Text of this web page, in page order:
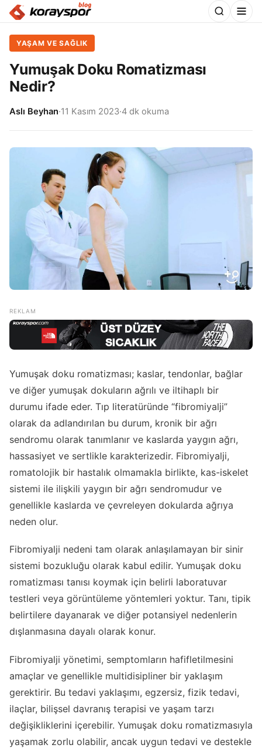
YAŞAM VE SAĞLIK
Yumuşak Doku Romatizması
Nedir?
Aslı Beyhan·11 Kasım 2023·4 dk okuma
Yumuşak doku romatizması; kaslar, tendonlar, bağlar
ve diğer yumuşak dokuların ağrılı ve iltihaplı bir
durumu ifade eder. Tıp literatüründe “fibromiyalji”
olarak da adlandırılan bu durum, kronik bir ağrı
sendromu olarak tanımlanır ve kaslarda yaygın ağrı,
hassasiyet ve sertlikle karakterizedir. Fibromiyalji,
romatolojik bir hastalık olmamakla birlikte, kas-iskelet
sistemi ile ilişkili yaygın bir ağrı sendromudur ve
genellikle kaslarda ve çevreleyen dokularda ağrıya
neden olur.
Fibromiyalji nedeni tam olarak anlaşılamayan bir sinir
sistemi bozukluğu olarak kabul edilir. Yumuşak doku
romatizması tanısı koymak için belirli laboratuvar
testleri veya görüntüleme yöntemleri yoktur. Tanı, tipik
belirtilere dayanarak ve diğer potansiyel nedenlerin
dışlanmasına dayalı olarak konur.
Fibromiyalji yönetimi, semptomların hafifletilmesini
amaçlar ve genellikle multidisipliner bir yaklaşım
gerektirir. Bu tedavi yaklaşımı, egzersiz, fizik tedavi,
ilaçlar, bilişsel davranış terapisi ve yaşam tarzı
değişikliklerini içerebilir. Yumuşak doku romatizmasıyla
yaşamak zorlu olabilir, ancak uygun tedavi ve destekle